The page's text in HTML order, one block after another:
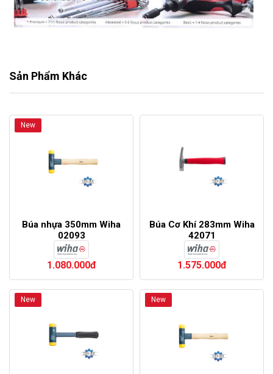
Sản Phẩm Khác
New
Búa nhựa 350mm Wiha
02093
1.080.000đ
Búa Cơ Khí 283mm Wiha
42071
1.575.000đ
New New